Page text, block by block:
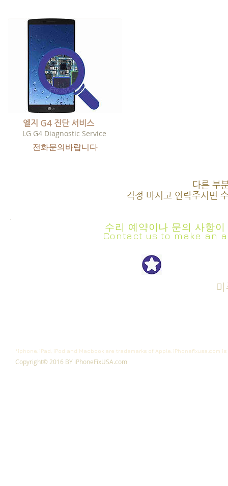
엘지 G4 진단 서비스
LG G4 Diagnostic Service
​전화문의바랍니다
다른 부
걱정 마시고 연락주시면
수리 예약이나 문의 사항
Contact us to make an
*iphone, iPad, iPod and Macbook are trademarks of Apple.
Copyright© 2016 BY iPhoneFixUSA.com